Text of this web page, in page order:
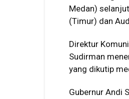
Medan)
(Timur) dan
Direktur
Sudirman
yang dikutip
Gubernur Andi